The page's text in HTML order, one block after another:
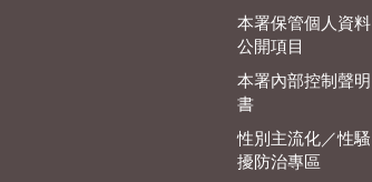
本署保管個人資料
公開項目
本署內部控制聲明
書
性別主流化／性騷
擾防治專區